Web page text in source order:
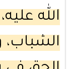
الله